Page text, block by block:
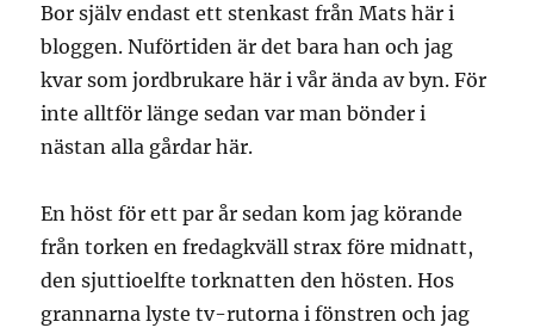
Bor själv endast ett stenkast från Mats här i
bloggen. Nuförtiden är det bara han och jag
kvar som jordbrukare här i vår ända av byn. För
inte alltför länge sedan var man bönder i
nästan alla gårdar här.
En höst för ett par år sedan kom jag körande
från torken en fredagkväll strax före midnatt,
den sjuttioelfte torknatten den hösten. Hos
grannarna lyste tv-rutorna i fönstren och jag